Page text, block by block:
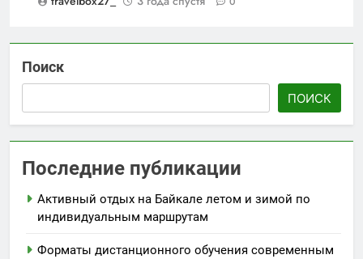
Поиск
ПОИСК
Последние публикации
Активный отдых на Байкале летом и зимой по
индивидуальным маршрутам
Форматы дистанционного обучения современным